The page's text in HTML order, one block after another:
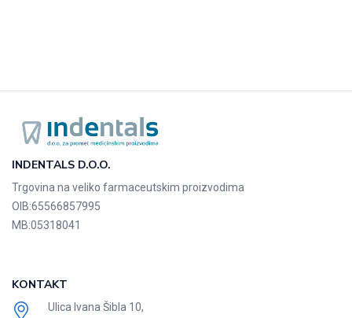
INDENTALS D.O.O.
Trgovina na veliko farmaceutskim proizvodima
OIB:65566857995
MB:05318041
KONTAKT
Ulica Ivana Šibla 10,